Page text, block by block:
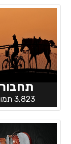
3,823 תמונות